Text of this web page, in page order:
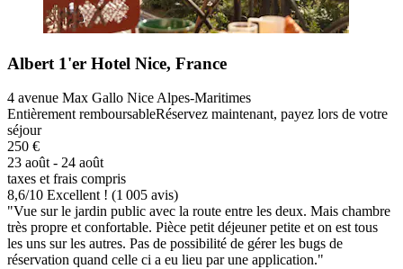
Albert 1'er Hotel Nice, France
4 avenue Max Gallo Nice Alpes-Maritimes
Entièrement remboursableRéservez maintenant, payez lors de votre
séjour
250 €
23 août - 24 août
taxes et frais compris
8,6/10 Excellent ! (1 005 avis)
"Vue sur le jardin public avec la route entre les deux. Mais chambre
très propre et confortable. Pièce petit déjeuner petite et on est tous
les uns sur les autres. Pas de possibilité de gérer les bugs de
réservation quand celle ci a eu lieu par une application."